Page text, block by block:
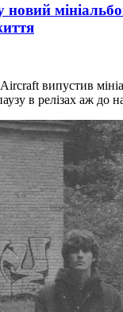
випустив
в релізах аж до